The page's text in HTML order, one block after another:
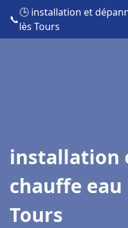
📞
🕒 installation et
lès Tours
installation
chauffe eau
Tours